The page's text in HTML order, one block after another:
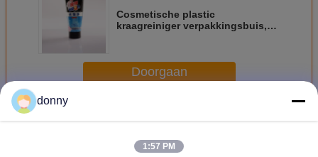
Cosmetische plastic
kraagreiniger verpakkingsbuis,
Doorgaan
Meer Kosmetische Plastic Verpakking
donny
1:57 PM